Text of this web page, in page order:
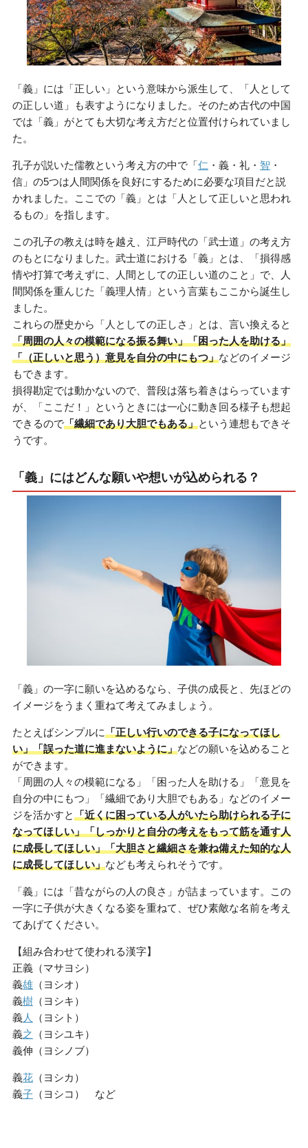
「義」には「正しい」という意味から派生して、「人として
の正しい道」も表すようになりました。そのため古代の中国
では「義」がとても大切な考え方だと位置付けられていまし
た。
孔子が説いた儒教という考え方の中で「仁 ・義・礼・ 智 ・
信」の5つは人間関係を良好にするために必要な項目だと説
かれました。ここでの「義」とは「人として正しいと思われ
るもの」を指します。
この孔子の教えは時を越え、江戸時代の「武士道」の考え方
のもとになりました。武士道における「義」とは、「損得感
情や打算で考えずに、人間としての正しい道のこと」で、人
間関係を重んじた「義理人情」という言葉もここから誕生し
ました。
これらの歴史から「人としての正しさ」とは、言い換えると
「周囲の人々の模範になる振る舞い」「困った人を助ける」
「（正しいと思う）意見を自分の中にもつ」などのイメージ
もできます。
損得勘定では動かないので、普段は落ち着きはらっています
が、「ここだ！」というときには一心に動き回る様子も想起
できるので「繊細であり大胆でもある」という連想もできそ
うです。
「義」にはどんな願いや想いが込められる？
「義」の一字に願いを込めるなら、子供の成長と、先ほどの
イメージをうまく重ねて考えてみましょう。
たとえばシンプルに「正しい行いのできる子になってほし
い」「誤った道に進まないように」などの願いを込めること
ができます。
「周囲の人々の模範になる」「困った人を助ける」「意見を
自分の中にもつ」「繊細であり大胆でもある」などのイメー
ジを活かすと「近くに困っている人がいたら助けられる子に
なってほしい」「しっかりと自分の考えをもって筋を通す人
に成長してほしい」「大胆さと繊細さを兼ね備えた知的な人
に成長してほしい」なども考えられそうです。
「義」には「昔ながらの人の良さ」が詰まっています。この
一字に子供が大きくなる姿を重ねて、ぜひ素敵な名前を考え
てあげてください。
【組み合わせて使われる漢字】
正義（マサヨシ）
義雄（ヨシオ）
義樹（ヨシキ）
義人
（ヨシト）
義之
（ヨシユキ）
義伸（ヨシノブ）
義花（ヨシカ）
義子（ヨシコ） など